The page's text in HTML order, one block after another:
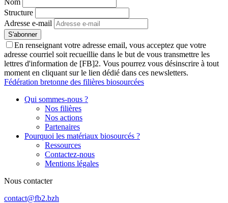
Nom
Structure
Adresse e-mail
En renseignant votre adresse email, vous acceptez que votre
adresse courriel soit recueillie dans le but de vous transmettre les
lettres d'information de [FB]2. Vous pourrez vous désinscrire à tout
moment en cliquant sur le lien dédié dans ces newsletters.
Fédération bretonne des filières biosourcées
Qui sommes-nous ?
Nos filières
Nos actions
Partenaires
Pourquoi les matériaux biosourcés ?
Ressources
Contactez-nous
Mentions légales
Nous contacter
contact@fb2.bzh